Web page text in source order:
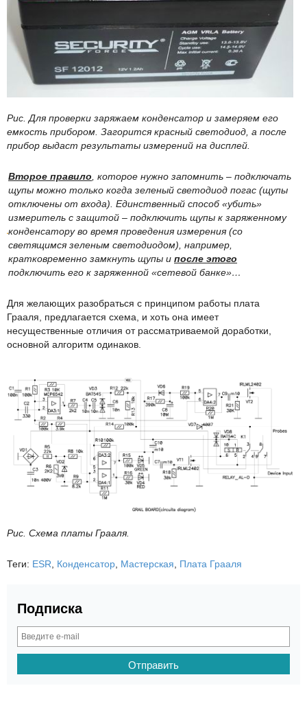
Рис. Для проверки заряжаем конденсатор и замеряем его
емкость прибором. Загорится красный светодиод, а после
прибор выдаст результаты измерений на дисплей.
Второе правило , которое нужно запомнить – подключать
щупы можно только когда зеленый светодиод погас (щупы
отключены от входа). Единственный способ «убить»
измеритель с защитой – подключить щупы к заряженному
конденсатору во время проведения измерения (со
светящимся зеленым светодиодом), например,
кратковременно замкнуть щупы и после этого
подключить его к заряженной «сетевой банке»…
Для желающих разобраться с принципом работы плата
Грааля, предлагается схема, и хоть она имеет
несущественные отличия от рассматриваемой доработки,
основной алгоритм одинаков.
Рис. Схема платы Грааля.
Теги: ESR Конденсатор Мастерская Плата Грааля
Подписка